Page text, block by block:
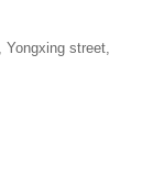
street,